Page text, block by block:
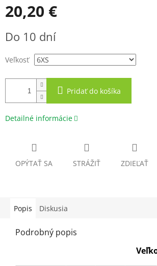
20,20 €
cena:
Do 10 dní
Veľkosť
Pridať do košíka
Detailné informácie
OPÝTAŤ SA STRÁŽIŤ ZDIEĽAŤ
Popis Diskusia
Podrobný popis